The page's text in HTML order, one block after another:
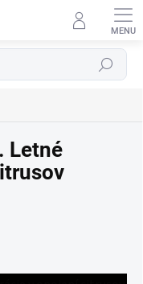
Hľadať
Letné